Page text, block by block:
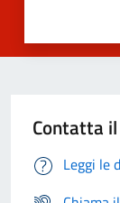
Contatta
Leggi le